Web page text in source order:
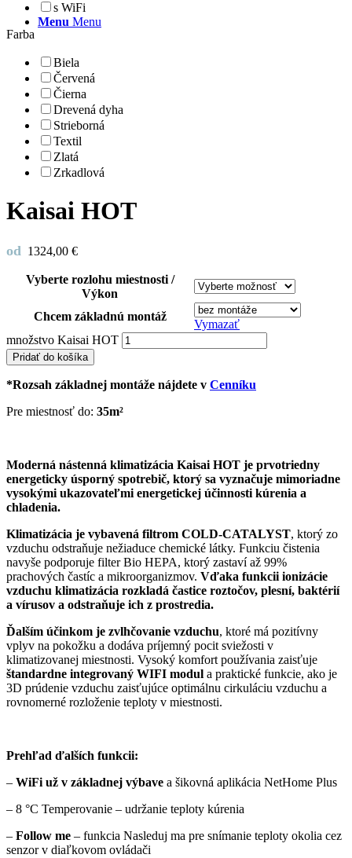
Menu Menu
s WiFi
Farba
Biela
Červená
Čierna
Drevená dyha
Strieborná
Textil
Zlatá
Zrkadlová
Kaisai HOT
od 1324,00 €
Vyberte rozlohu miestnosti /
Výkon
Chcem základnú montáž
Vymazať
množstvo Kaisai HOT
Pridať do košíka
*Rozsah základnej montáže nájdete v Cenníku
Pre miestnosť do: 35m²
Moderná nástenná klimatizácia Kaisai HOT je prvotriedny
energeticky úsporný spotrebič, ktorý sa vyznačuje mimoriadne
vysokými ukazovateľmi energetickej účinnosti kúrenia a
chladenia.
Klimatizácia je vybavená filtrom COLD-CATALYST, ktorý zo
vzduchu odstraňuje nežiaduce chemické látky. Funkciu čistenia
navyše podporuje filter Bio HEPA, ktorý zastaví až 99%
prachových častíc a mikroorganizmov. Vďaka funkcii ionizácie
vzduchu klimatizácia rozkladá častice roztočov, plesní, baktérií
a vírusov a odstraňuje ich z prostredia.
Ďalším účinkom je zvlhčovanie vzduchu, ktoré má pozitívny
vplyv na pokožku a dodáva príjemný pocit sviežosti v
klimatizovanej miestnosti. Vysoký komfort používania zaisťuje
štandardne integrovaný WIFI modul a praktické funkcie, ako je
3D prúdenie vzduchu zaisťujúce optimálnu cirkuláciu vzduchu a
rovnomerné rozloženie teploty v miestnosti.
Prehľad ďalších funkcii:
– WiFi už v základnej výbave a šikovná aplikácia NetHome Plus
– 8 °C Temperovanie – udržanie teploty kúrenia
– Follow me – funkcia Nasleduj ma pre snímanie teploty okolia cez
senzor v diaľkovom ovládači